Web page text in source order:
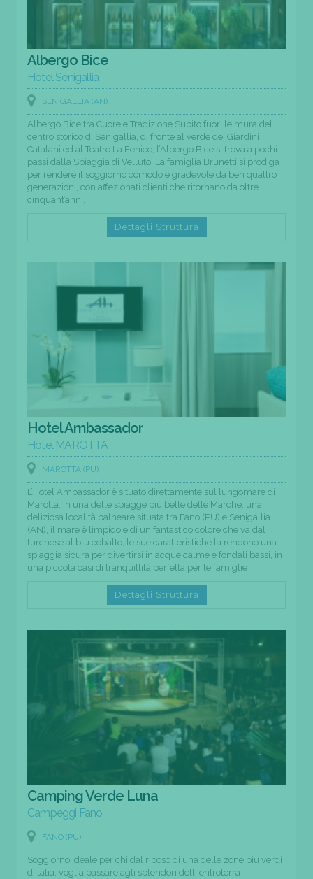
Albergo Bice
Hotel Senigallia
SENIGALLIA (AN)
Albergo Bice tra Cuore e Tradizione Subito fuori le mura del
centro storico di Senigallia, di fronte al verde dei Giardini
Catalani ed al Teatro La Fenice, l’Albergo Bice si trova a pochi
passi dalla Spiaggia di Velluto. La famiglia Brunetti si prodiga
per rendere il soggiorno comodo e gradevole da ben quattro
generazioni, con affezionati clienti che ritornano da oltre
cinquant’anni.
Dettagli Struttura
Hotel Ambassador
Hotel MAROTTA
MAROTTA (PU)
L’Hotel Ambassador è situato direttamente sul lungomare di
Marotta, in una delle spiagge più belle delle Marche, una
deliziosa località balneare situata tra Fano (PU) e Senigallia
(AN), il mare è limpido e di un fantastico colore che va dal
turchese al blu cobalto, le sue caratteristiche la rendono una
spiaggia sicura per divertirsi in acque calme e fondali bassi, in
una piccola oasi di tranquillità perfetta per le famiglie
Dettagli Struttura
Camping Verde Luna
Campeggi Fano
FANO (PU)
Soggiorno ideale per chi dal riposo di una delle zone più verdi
d'Italia, voglia passare agli splendori dell''entroterra